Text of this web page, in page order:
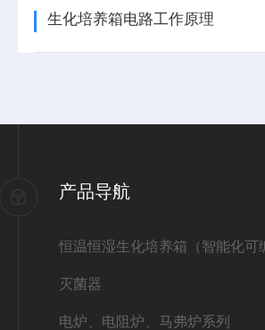
生化培养箱电路工作原理
产品导航
恒温恒湿生化培养箱（智能化可
灭菌器
电炉、电阻炉、马弗炉系列